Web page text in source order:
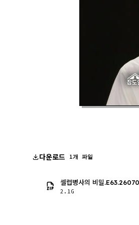
다운로드 1개 파일
셀럽병사의 비밀
2.1G